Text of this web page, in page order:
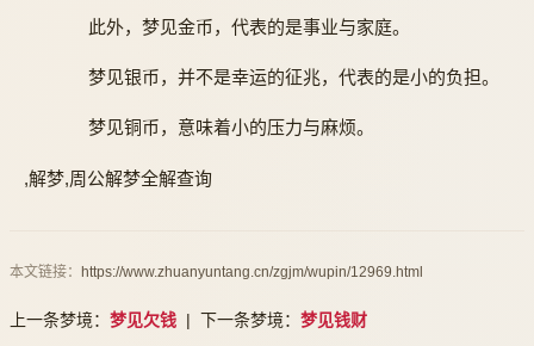
此外，梦见金币，代表的是事业与家庭。
梦见银币，并不是幸运的征兆，代表的是小的负担。
梦见铜币，意味着小的压力与麻烦。
,解梦,周公解梦全解查询
本文链接： https://www.zhuanyuntang.cn/zgjm/wupin/12969.html
上一条梦境： 梦见欠钱 | 下一条梦境： 梦见钱财